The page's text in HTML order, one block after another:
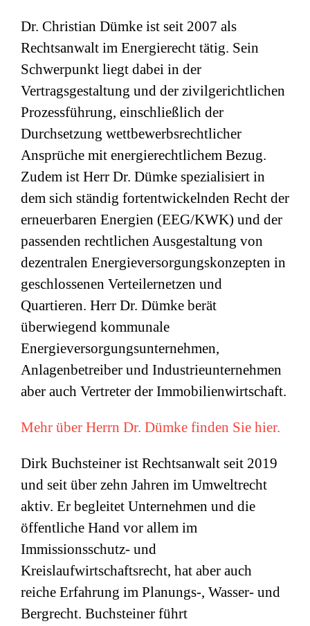
Dr. Christian Dümke ist seit 2007 als
Rechtsanwalt im Energierecht tätig. Sein
Schwerpunkt liegt dabei in der
Vertragsgestaltung und der zivilgerichtlichen
Prozessführung, einschließlich der
Durchsetzung wettbewerbsrechtlicher
Ansprüche mit energierechtlichem Bezug.
Zudem ist Herr Dr. Dümke spezialisiert in
dem sich ständig fortentwickelnden Recht der
erneuerbaren Energien (EEG/KWK) und der
passenden rechtlichen Ausgestaltung von
dezentralen Energieversorgungskonzepten in
geschlossenen Verteilernetzen und
Quartieren. Herr Dr. Dümke berät
überwiegend kommunale
Energieversorgungsunternehmen,
Anlagenbetreiber und Industrieunternehmen
aber auch Vertreter der Immobilienwirtschaft.
Mehr über Herrn Dr. Dümke finden Sie hier.
Dirk Buchsteiner ist Rechtsanwalt seit 2019
und seit über zehn Jahren im Umweltrecht
aktiv. Er begleitet Unternehmen und die
öffentliche Hand vor allem im
Immissionsschutz- und
Kreislaufwirtschaftsrecht, hat aber auch
reiche Erfahrung im Planungs-, Wasser- und
Bergrecht. Buchsteiner führt